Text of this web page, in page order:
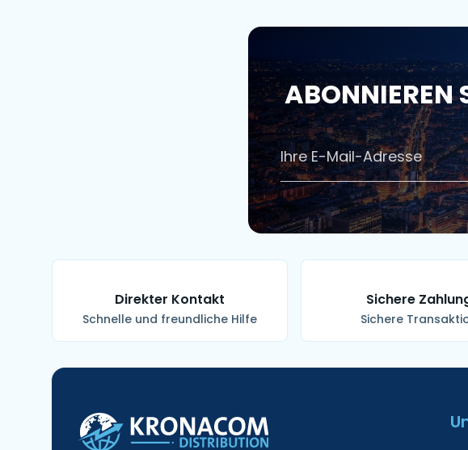
ABONNIEREN
Direkter Kontakt
Schnelle und freundliche Hilfe
Sichere
Sichere